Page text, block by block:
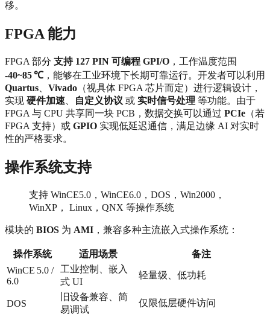
移。
FPGA 能力
FPGA 部分 支持 127 PIN 可编程 GPI/O ，工作温度范围
-40~85 ℃，能够在工业环境下长期可靠运行。开发者可以利用
Quartus
Vivado （视具体 FPGA 芯片而定）进行逻辑设计，
实现 硬件加速 自定义协议 或 实时信号处理 等功能。由于
FPGA 与 CPU 共享同一块 PCB，数据交换可以通过 PCIe （若
FPGA 支持）或 GPIO 实现低延迟通信，满足边缘 AI 对实时
性的严格要求。
操作系统支持
支持 WinCE5.0，WinCE6.0，DOS，Win2000，
WinXP， Linux，QNX 等操作系统
模块的 BIOS 为 AMI ，兼容多种主流嵌入式操作系统：
操作系统 适用场景
备注
WinCE 5.0 /
6.0
工业控制、嵌入
式 UI
轻量级、低功耗
DOS
旧设备兼容、简
易调试
仅限低层硬件访问